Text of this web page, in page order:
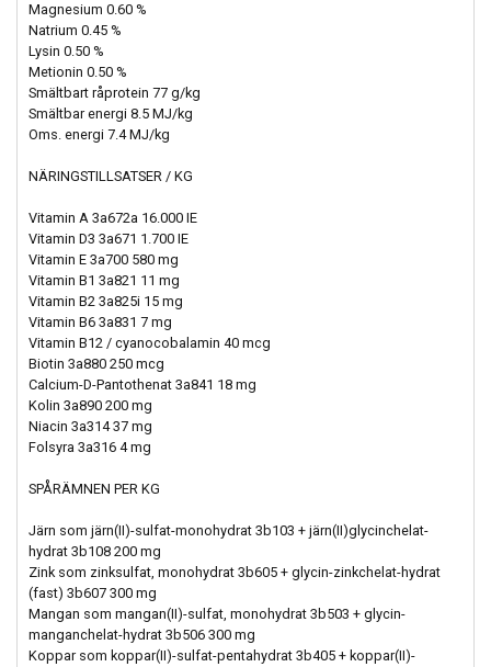
Magnesium 0.60 %
Natrium 0.45 %
Lysin 0.50 %
Metionin 0.50 %
Smältbart råprotein 77 g/kg
Smältbar energi 8.5 MJ/kg
Oms. energi 7.4 MJ/kg
NÄRINGSTILLSATSER / KG
Vitamin A 3a672a 16.000 IE
Vitamin D3 3a671 1.700 IE
Vitamin E 3a700 580 mg
Vitamin B1 3a821 11 mg
Vitamin B2 3a825i 15 mg
Vitamin B6 3a831 7 mg
Vitamin B12 / cyanocobalamin 40 mcg
Biotin 3a880 250 mcg
Calcium-D-Pantothenat 3a841 18 mg
Kolin 3a890 200 mg
Niacin 3a314 37 mg
Folsyra 3a316 4 mg
SPÅRÄMNEN PER KG
Järn som järn(II)-sulfat-monohydrat 3b103 + järn(II)glycinchelat-
hydrat 3b108 200 mg
Zink som zinksulfat, monohydrat 3b605 + glycin-zinkchelat-hydrat
(fast) 3b607 300 mg
Mangan som mangan(II)-sulfat, monohydrat 3b503 + glycin-
manganchelat-hydrat 3b506 300 mg
Koppar som koppar(II)-sulfat-pentahydrat 3b405 + koppar(II)-